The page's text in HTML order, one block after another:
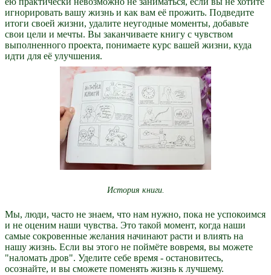
игнорировать вашу жизнь и как вам её прожить. Подведите
итоги своей жизни, удалите неугодные моменты, добавьте
свои цели и мечты. Вы заканчиваете книгу с чувством
выполненного проекта, понимаете курс вашей жизни, куда
идти для её улучшения.
История книги.
Мы, люди, часто не знаем, что нам нужно, пока не успокоимся
и не оценим наши чувства. Это такой момент, когда наши
самые сокровенные желания начинают расти и влиять на
нашу жизнь. Если вы этого не поймёте вовремя, вы можете
"наломать дров". Уделите себе время - остановитесь,
осознайте, и вы сможете поменять жизнь к лучшему.